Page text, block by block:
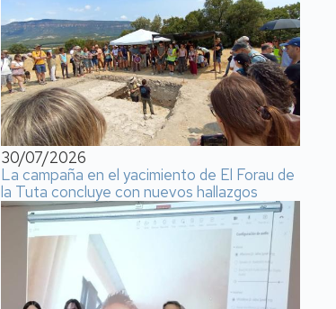
30/07/2026
La campaña en el yacimiento de El Forau de
la Tuta concluye con nuevos hallazgos